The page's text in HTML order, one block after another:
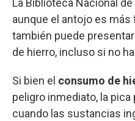
La Biblioteca Nacional
aunque el antojo es
también puede
de hierro, incluso si no
Si bien el consumo de
peligro inmediato, la
cuando las sustancias